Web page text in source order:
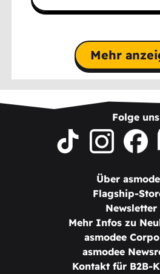
Mehr
Folge uns
Über
Flagship-
Newsletter
Mehr Infos zu
asmodee
asmodee
Kontakt für B2B-